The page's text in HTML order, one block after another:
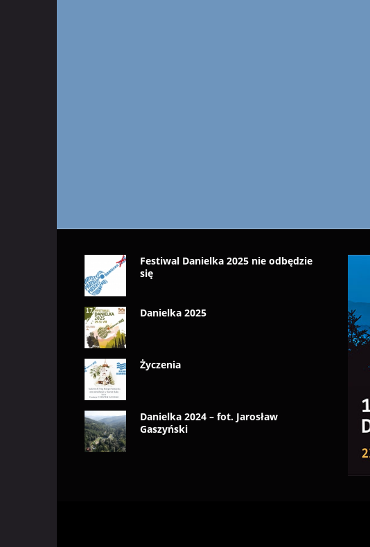
Festiwal Danielka 2025 nie odbędzie
się
Danielka 2025
Życzenia
Danielka 2024 – fot. Jarosław
Gaszyński